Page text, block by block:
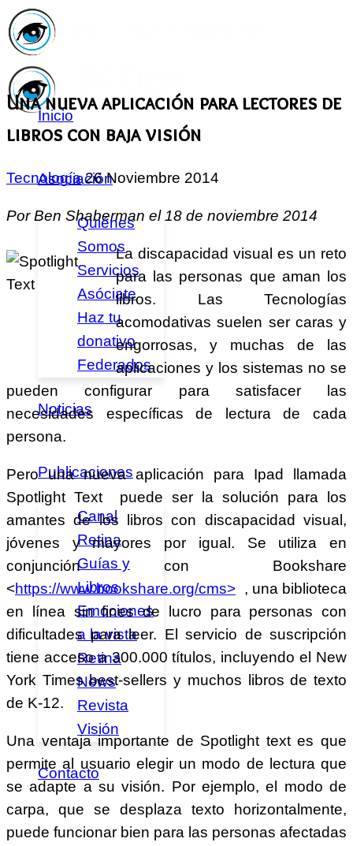
Inicio
Asociación
Quiénes
Somos
Servicios
Asóciate
Haz tu
donativo
Federados
Noticias
Publicaciones
Canal
Retina
Guías y
Libros
Emociones
a la vista
Retina
News
Revista
Visión
Contacto
Una nueva aplicación para lectores de
libros con baja visión
Tecnología 26 Noviembre 2014
Por Ben Shaberman el 18 de noviembre 2014
La discapacidad visual es un reto
para las personas que aman los
libros. Las Tecnologías
acomodativas suelen ser caras y
engorrosas, y muchas de las
aplicaciones y los sistemas no se
pueden configurar para satisfacer las
necesidades específicas de lectura de cada
persona.
Pero una nueva aplicación para Ipad llamada
Spotlight Text puede ser la solución para los
amantes de los libros con discapacidad visual,
jóvenes y mayores por igual. Se utiliza en
conjunción con Bookshare
<https://www.bookshare.org/cms> , una biblioteca
en línea sin fines de lucro para personas con
dificultades para leer. El servicio de suscripción
tiene acceso a 300.000 títulos, incluyendo el New
York Times best-sellers y muchos libros de texto
de K-12.
Una ventaja importante de Spotlight text es que
permite al usuario elegir un modo de lectura que
se adapte a su visión. Por ejemplo, el modo de
carpa, que se desplaza texto horizontalmente,
puede funcionar bien para las personas afectadas